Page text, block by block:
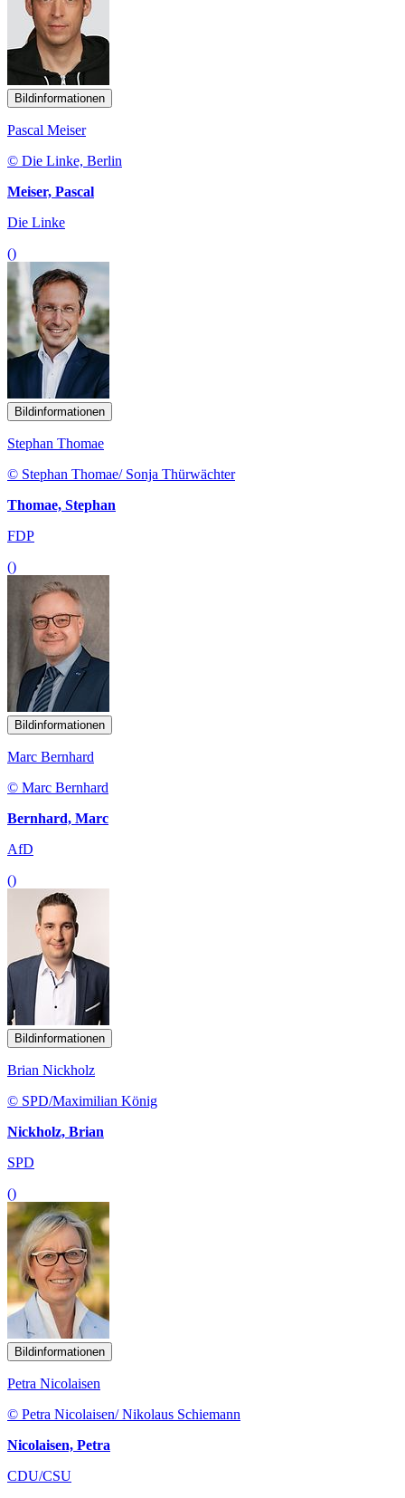
Bildinformationen
Pascal Meiser
© Die Linke, Berlin
Meiser, Pascal
Die Linke
()
Bildinformationen
Stephan Thomae
© Stephan Thomae/ Sonja Thürwächter
Thomae, Stephan
FDP
()
Bildinformationen
Marc Bernhard
© Marc Bernhard
Bernhard, Marc
AfD
()
Bildinformationen
Brian Nickholz
© SPD/Maximilian König
Nickholz, Brian
SPD
()
Bildinformationen
Petra Nicolaisen
© Petra Nicolaisen/ Nikolaus Schiemann
Nicolaisen, Petra
CDU/CSU